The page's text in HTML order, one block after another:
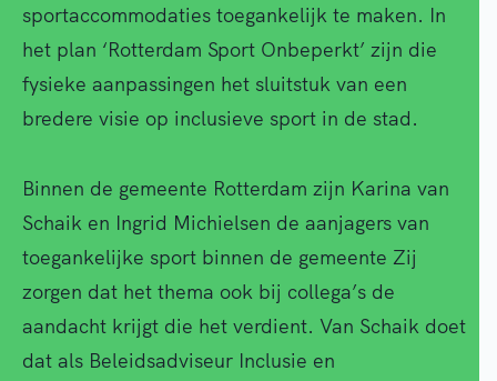
sportaccommodaties toegankelijk te maken. In
het plan ‘Rotterdam Sport Onbeperkt’ zijn die
fysieke aanpassingen het sluitstuk van een
bredere visie op inclusieve sport in de stad.
Binnen de gemeente Rotterdam zijn Karina van
Schaik en Ingrid Michielsen de aanjagers van
toegankelijke sport binnen de gemeente Zij
zorgen dat het thema ook bij collega’s de
aandacht krijgt die het verdient. Van Schaik doet
dat als Beleidsadviseur Inclusie en